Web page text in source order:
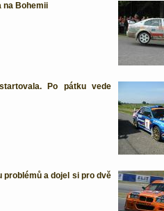
na Bohemii
Po pátku vede
problémů a dojel si pro dvě